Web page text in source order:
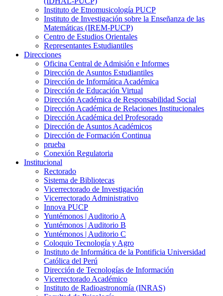
Instituto de Etnomusicología PUCP
Instituto de Investigación sobre la Enseñanza de las
Matemáticas (IREM-PUCP)
Centro de Estudios Orientales
Representantes Estudiantiles
Direcciones
Oficina Central de Admisión e Informes
Dirección de Asuntos Estudiantiles
Dirección de Informática Académica
Dirección de Educación Virtual
Dirección Académica de Responsabilidad Social
Dirección Académica de Relaciones Institucionales
Dirección Académica del Profesorado
Dirección de Asuntos Académicos
Dirección de Formación Continua
prueba
Conexión Regulatoria
Institucional
Rectorado
Sistema de Bibliotecas
Vicerrectorado de Investigación
Vicerrectorado Administrativo
Innova PUCP
Yuntémonos | Auditorio A
Yuntémonos | Auditorio B
Yuntémonos | Auditorio C
Coloquio Tecnología y Agro
Instituto de Informática de la Pontificia Universidad
Católica del Perú
Dirección de Tecnologías de Información
Vicerrectorado Académico
Instituto de Radioastronomía (INRAS)